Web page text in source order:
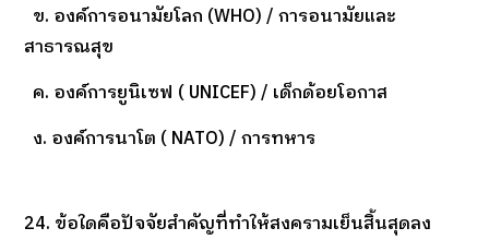
ข. องค์การอนามัยโลก (WHO) / การอนามัยและ
สาธารณสุข
ค. องค์การยูนิเซฟ ( UNICEF) / เด็กด้อยโอกาส
ง. องค์การนาโต ( NATO) / การทหาร
24. ข้อใดคือปัจจัยสำคัญที่ทำให้สงครามเย็นสิ้นสุดลง